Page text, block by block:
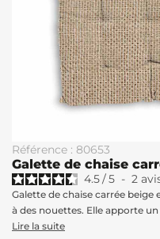
Référence : 80653
Galette de chaise
4.5/5 - 2
Galette de chaise carrée
à des nouettes. Elle apporte
Lire la suite